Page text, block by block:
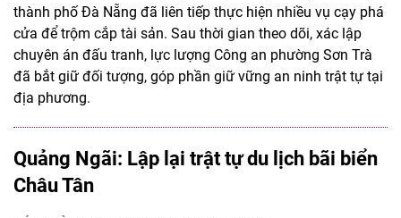
thành phố Đà Nẵng đã liên tiếp thực hiện nhiều vụ cạy phá
cửa để trộm cắp tài sản. Sau thời gian theo dõi, xác lập
chuyên án đấu tranh, lực lượng Công an phường Sơn Trà
đã bắt giữ đối tượng, góp phần giữ vững an ninh trật tự tại
địa phương.
Quảng Ngãi: Lập lại trật tự du lịch bãi biển
Châu Tân